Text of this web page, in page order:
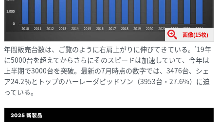
画像(15枚)
年間販売台数は、ご覧のように右肩上がりに伸びてきている。’19年
に5000台を超えてからさらにそのスピードは加速していて、今年は
上半期で3000台を突破。最新の7月時点の数字では、3476台、シェ
ア24.2％とトップのハーレーダビッドソン（3953台・27.6%）に迫
っている。